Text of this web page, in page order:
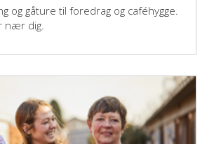
og gåture til foredrag og caféhygge.
nær dig.